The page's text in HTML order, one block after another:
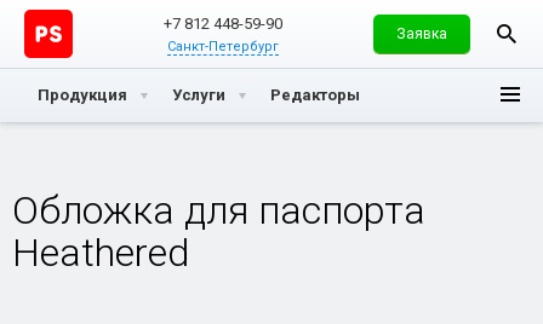
+7 812 448-59-90
Санкт-Петербург
Заявка
Продукция Услуги Редакторы
Обложка для паспорта
Heathered